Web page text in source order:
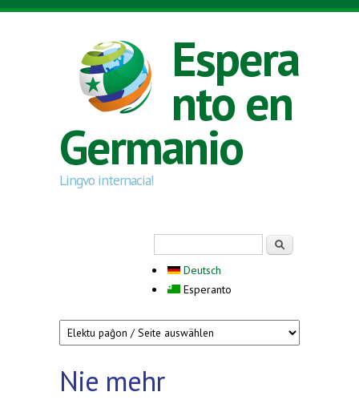
Skip to main content
Espera
nto en
Germanio
Lingvo internacia!
Deutsch
Esperanto
Nie mehr